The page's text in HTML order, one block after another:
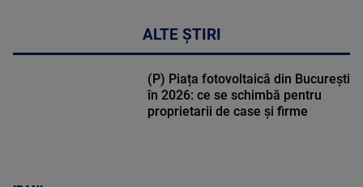
ALTE ȘTIRI
(P) Piața fotovoltaică din București
în 2026: ce se schimbă pentru
proprietarii de case și firme